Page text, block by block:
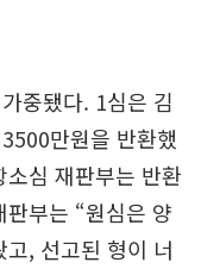
중됐다. 1심은 김
만원을 반환했
심 재판부는 반환
부는 “원심은 양
, 선고된 형이 너